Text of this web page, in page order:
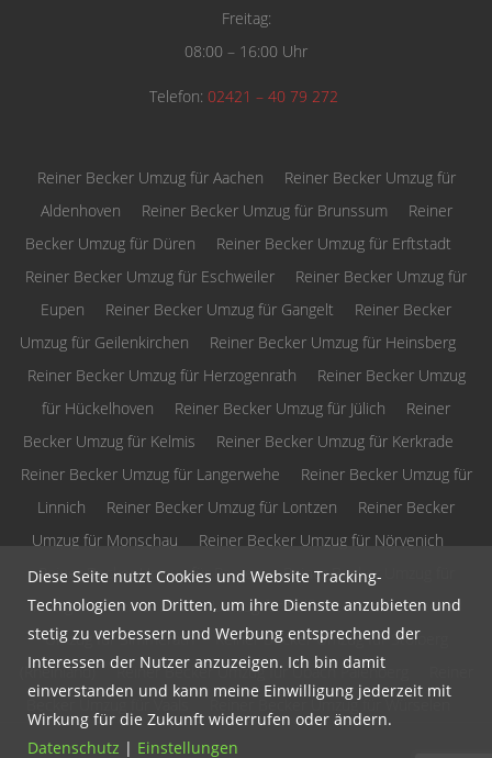
Freitag:
08:00 – 16:00 Uhr
Telefon: 02421 – 40 79 272
Reiner Becker Umzug für Aachen
Reiner Becker Umzug für
Aldenhoven
Reiner Becker Umzug für Brunssum
Reiner
Becker Umzug für Düren
Reiner Becker Umzug für Erftstadt
Reiner Becker Umzug für Eschweiler
Reiner Becker Umzug für
Eupen
Reiner Becker Umzug für Gangelt
Reiner Becker
Umzug für Geilenkirchen
Reiner Becker Umzug für Heinsberg
Reiner Becker Umzug für Herzogenrath
Reiner Becker Umzug
für Hückelhoven
Reiner Becker Umzug für Jülich
Reiner
Becker Umzug für Kelmis
Reiner Becker Umzug für Kerkrade
Reiner Becker Umzug für Langerwehe
Reiner Becker Umzug für
Linnich
Reiner Becker Umzug für Lontzen
Reiner Becker
Umzug für Monschau
Reiner Becker Umzug für Nörvenich
Reiner Becker Umzug für Raeren
Reiner Becker Umzug für
Roetgen
Reiner Becker Umzug für Selfkant
Reiner Becker
Umzug für Simmerath
Reiner Becker Umzug für Stolberg
(Rheinland)
Reiner Becker Umzug für Übach Palenberg
Reiner Becker Umzug für Würselen
Diese Seite nutzt Cookies und Website Tracking-
Technologien von Dritten, um ihre Dienste anzubieten und
stetig zu verbessern und Werbung entsprechend der
Interessen der Nutzer anzuzeigen. Ich bin damit
einverstanden und kann meine Einwilligung jederzeit mit
Wirkung für die Zukunft widerrufen oder ändern.
Datenschutz | Einstellungen